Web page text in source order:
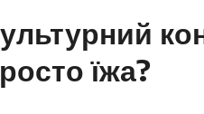
їжа?